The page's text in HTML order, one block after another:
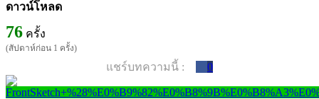
ดาวน์โหลด
76 ครั้ง
(สัปดาห์ก่อน 1 ครั้ง)
แชร์บทความนี้ : 0